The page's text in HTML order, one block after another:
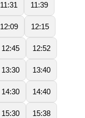
11:31 11:39
12:09 12:15
12:45 12:52
13:30 13:40
14:30 14:40
15:30 15:38